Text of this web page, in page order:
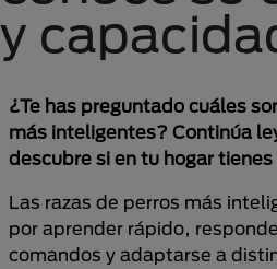
y
¿Te has preguntado cuáles
más inteligentes? Continúa
descubre si en tu hogar
Las razas de perros más
por aprender rápido,
comandos y adaptarse a